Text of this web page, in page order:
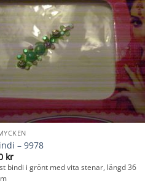
– 9978
kr
bindi i grönt med vita stenar, längd 36